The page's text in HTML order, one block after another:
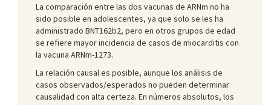
La comparación entre las dos vacunas de ARNm no ha
sido posible en adolescentes, ya que solo se les ha
administrado BNT162b2, pero en otros grupos de edad
se refiere mayor incidencia de casos de miocarditis con
la vacuna ARNm-1273.
La relación causal es posible, aunque los análisis de
casos observados/esperados no pueden determinar
causalidad con alta certeza. En números absolutos, los